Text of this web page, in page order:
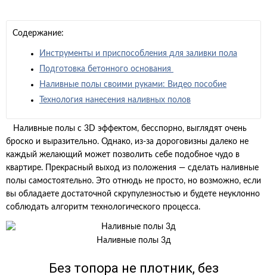
Содержание:
Инструменты и приспособления для заливки пола
Подготовка бетонного основания
Наливные полы своими руками: Видео пособие
Технология нанесения наливных полов
Наливные полы с 3D эффектом, бесспорно, выглядят очень
броско и выразительно. Однако, из-за дороговизны далеко не
каждый желающий может позволить себе подобное чудо в
квартире. Прекрасный выход из положения — сделать наливные
полы самостоятельно. Это отнюдь не просто, но возможно, если
вы обладаете достаточной скрупулезностью и будете неуклонно
соблюдать алгоритм технологического процесса.
Наливные полы 3д
Без топора не плотник, без